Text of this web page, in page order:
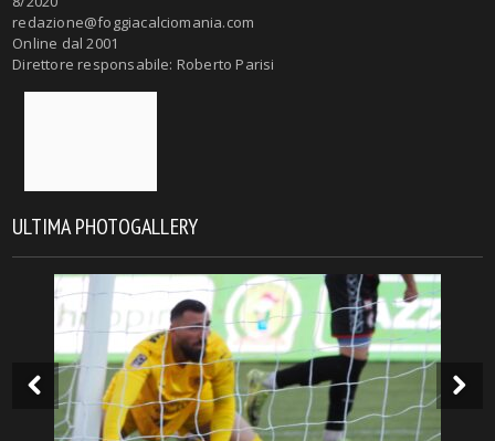
redazione@foggiacalciomania.com
Online dal 2001
Direttore responsabile: Roberto Parisi
ULTIMA PHOTOGALLERY